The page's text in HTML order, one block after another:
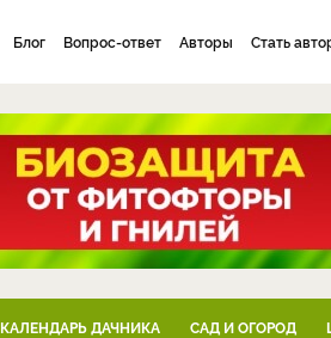
Блог Вопрос-ответ Авторы Стать
КАЛЕНДАРЬ ДАЧНИКА САД И ОГОРОД